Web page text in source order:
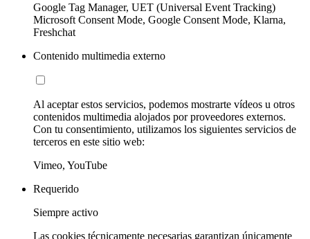
Google Tag Manager, UET (Universal Event Tracking)
Microsoft Consent Mode, Google Consent Mode, Klarna,
Freshchat
Contenido multimedia externo
Al aceptar estos servicios, podemos mostrarte vídeos u otros
contenidos multimedia alojados por proveedores externos.
Con tu consentimiento, utilizamos los siguientes servicios de
terceros en este sitio web:
Vimeo, YouTube
Requerido
Siempre activo
Las cookies técnicamente necesarias garantizan únicamente